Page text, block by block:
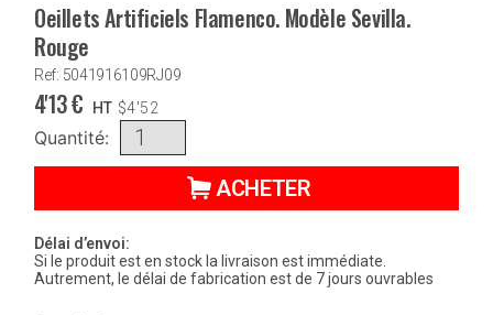
Oeillets Artificiels Flamenco. Modèle Sevilla.
Rouge
Ref: 5041916109RJ09
4'13€ HT $4'52
Quantité:
ACHETER
Délai d’envoi:
Si le produit est en stock la livraison est immédiate.
Autrement, le délai de fabrication est de 7 jours ouvrables